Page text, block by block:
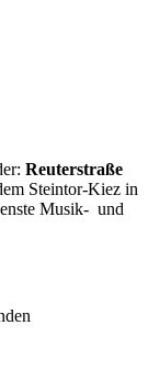
Reuterstraße
Steintor-Kiez in
Musik- und